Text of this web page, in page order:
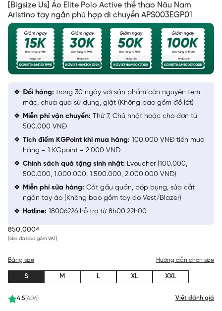
[Bigsize Us] Áo Elite Polo Active thể thao Nâu Nam
Aristino tay ngắn phù hợp di chuyển APS003EGP01
850,000₫
(Giá đã bao gồm VAT)
4.5(406) Viết đánh giá
Bảng size Hướng dẫn chọn size
S M L XL XXL
Đổi hàng: trong 30 ngày với sản phẩm còn nguyên tem
mác, chưa qua sử dụng, giặt (Không bao gồm đồ lót)
Miễn phí vận chuyển: Thứ 7, Chủ nhật hoặc cho đơn từ
500.000 VNĐ
Tích điểm KGPoint khi mua hàng: 100.000 VNĐ tiền mua
hàng = 1 KGpoint = 2.000 VNĐ
Chính sách quà tặng sinh nhật: Evoucher (100.000,
500.000, 1.000.000, 1.500.000, 2.000.000 VNĐ)
Miễn phí sửa hàng: Cắt gấu quần, bóp bụng, sửa cắt
ngắn tay áo (Không bao gồm tay áo Vest/Blazer)
Hotline: 18006226 hỗ trợ từ 8h00:22h00